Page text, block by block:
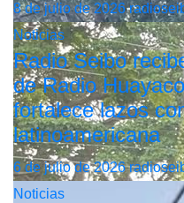
8 de julio de 2026
Noticias
Radio Seibo
de Radio
fortalece lazos
latinoamericana
6 de julio de 2026
Noticias